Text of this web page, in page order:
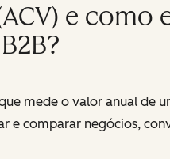
e como
B2B?
mede o valor anual
e comparar negócios,